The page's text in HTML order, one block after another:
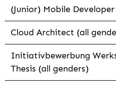
(Junior) Mobile
Cloud Architect (all
Initiativbewerbung
Thesis (all genders)